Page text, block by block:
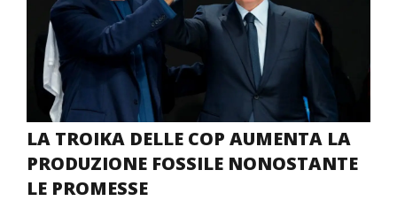
LA TROIKA DELLE COP AUMENTA LA
PRODUZIONE FOSSILE NONOSTANTE
LE PROMESSE